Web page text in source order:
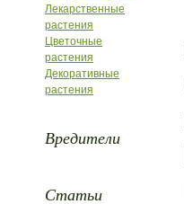
Лекарственные
растения
Цветочные
растения
Декоративные
растения
Вредители
Статьи